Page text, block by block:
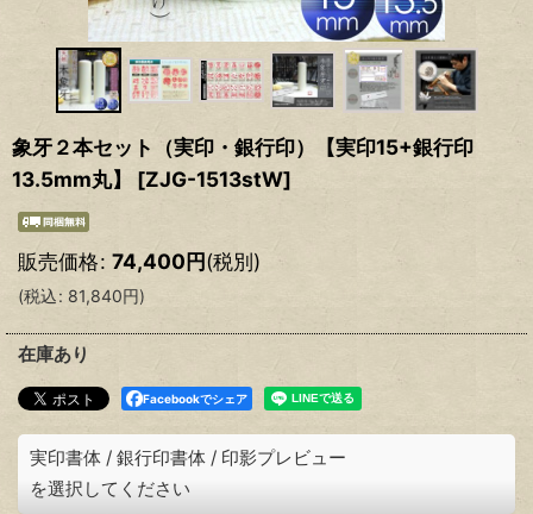
象牙２本セット（実印・銀行印）【実印15+銀行印
13.5mm丸】
[ZJG-1513stW]
販売価格: 74,400円(税別)
(税込: 81,840円)
在庫あり
Facebookでシェア
実印書体 / 銀行印書体 / 印影プレビュー
を選択してください